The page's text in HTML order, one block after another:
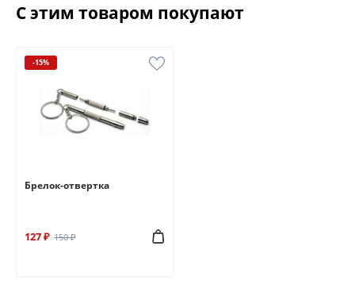
С этим товаром покупают
-15%
Брелок-отвертка
127 ₽ 150 ₽